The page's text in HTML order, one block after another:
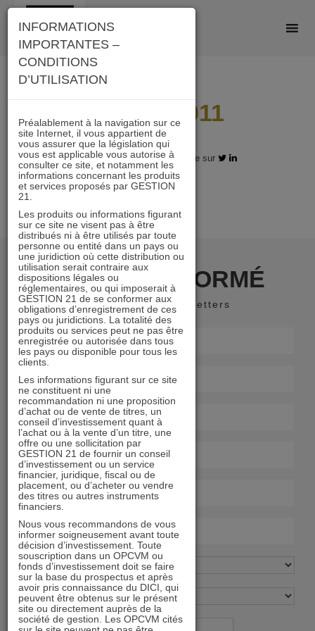
Skip
content
Lipper-2011
20.10.2017 - Partagez l'article sur
RESTER INFORMÉ
Recevoir nos newsletters
INFORMATIONS
IMPORTANTES –
CONDITIONS
D’UTILISATION
Préalablement à la navigation sur ce
site Internet, il vous appartient de
vous assurer que la législation qui
vous est applicable vous autorise à
consulter ce site, et notamment les
informations concernant les produits
et services proposés par GESTION
21.
Les produits ou informations figurant
sur ce site ne visent pas à être
distribués ni à être utilisés par toute
personne ou entité dans un pays ou
une juridiction où cette distribution ou
utilisation serait contraire aux
dispositions légales ou
réglementaires, ou qui imposerait à
GESTION 21 de se conformer aux
obligations d’enregistrement de ces
pays ou juridictions. La totalité des
produits ou services peut ne pas être
enregistrée ou autorisée dans tous
les pays ou disponible pour tous les
clients.
Les informations figurant sur ce site
ne constituent ni une
recommandation ni une proposition
d’achat ou de vente de titres, un
conseil d’investissement quant à
l’achat ou à la vente d’un titre, une
offre ou une sollicitation par
GESTION 21 de fournir un conseil
d’investissement ou un service
financier, juridique, fiscal ou de
placement, ou d’acheter ou vendre
des titres ou autres instruments
financiers.
Nous vous recommandons de vous
informer soigneusement avant toute
décision d’investissement. Toute
souscription dans un OPCVM ou
fonds d’investissement doit se faire
sur la base du prospectus et après
avoir pris connaissance du DICI, qui
peuvent être obtenus sur le présent
site ou directement auprès de la
société de gestion. Les OPCVM cités